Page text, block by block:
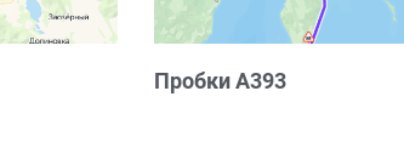
Пробки А393